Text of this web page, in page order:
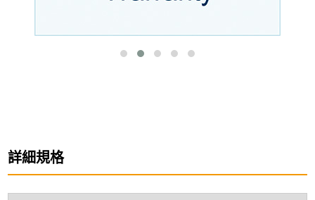
詳細規格